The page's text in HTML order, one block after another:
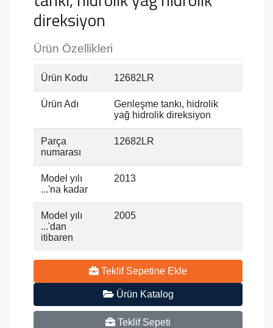
direksiyon
Ürün Özellikleri
Ürün Kodu 12682LR
Ürün Adı
Genleşme tankı, hidrolik
yağ hidrolik direksiyon
Parça
numarası
12682LR
Model yılı
...'na kadar
2013
Model yılı
...'dan
itibaren
2005
Teklif Sepetine Ekle
Ürün Katalog
Teklif Sepeti